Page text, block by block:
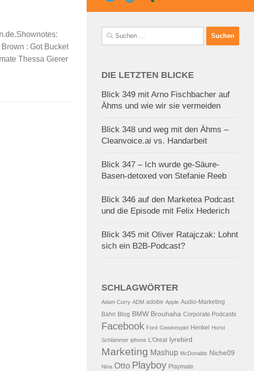
: Got Bucket
Thessa Gierer
Suchen
nach:
DIE LETZTEN BLICKE
Blick 349 mit Arno Fischbacher auf
Ähms und wie wir sie vermeiden
Blick 348 und weg mit den Ähms –
Cleanvoice.ai vs. Handarbeit
Blick 347 – Ich wurde ge-Säure-
Basen-detoxed von Stefanie Reeb
Blick 346 auf den Marketea Podcast
und die Episode mit Felix Hederich
Blick 345 mit Oliver Ratajczak: Lohnt
sich ein B2B-Podcast?
SCHLAGWÖRTER
Adam Curry ADM adobe Apple Audio-Marketing
Bahn Blog BMW Brouhaha Corporate Podcasts
Facebook Ford Gewinnspiel Henkel Horst
Schlämmer iphone L'Oreal lyrebird
Marketing Mashup McDonalds Niche09
Nina Otto Playboy Playmate